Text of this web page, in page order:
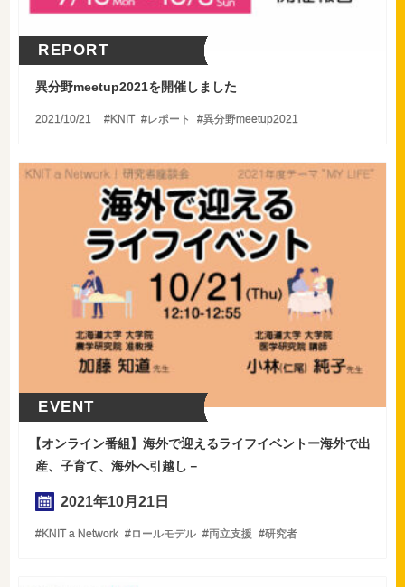
REPORT
異分野meetup2021を開催しました
2021/10/21 KNIT レポート 異分野meetup2021
EVENT
【オンライン番組】海外で迎えるライフイベントー海外で出
産、子育て、海外へ引越し－
2021年10月 21日
KNIT a Network ロールモデル 両立支援 研究者